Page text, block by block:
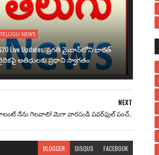
TELUGU NEWS
Live Updates: ప్రగతి మైదాన్‌లోని భారత్
అతిథులకు ప్రధాని స్వాగతం
NEXT
నేను గెలవాలి! మెగా వారసుడి పవర్‌ఫుల్ పంచ్..
BLOGGER DISQUS FACEBOOK